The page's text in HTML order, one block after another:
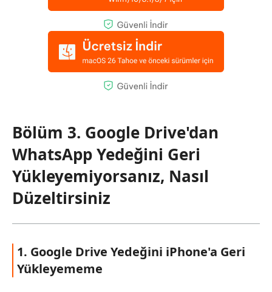
Bölüm 3. Google Drive'dan
WhatsApp Yedeğini Geri
Yükleyemiyorsanız, Nasıl
Düzeltirsiniz
1. Google Drive Yedeğini iPhone'a Geri
Yükleyememe